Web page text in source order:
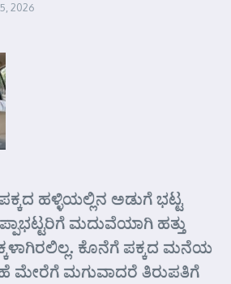
2026
ಹಳ್ಳಿಯಲ್ಲಿನ ಅಡುಗೆ ಭಟ್ಟ
ಮದುವೆಯಾಗಿ ಹತ್ತು
ಕೊನೆಗೆ ಪಕ್ಕದ ಮನೆಯ
ಮೇರೆಗೆ ಮಗುವಾದರೆ ತಿರುಪತಿಗೆ